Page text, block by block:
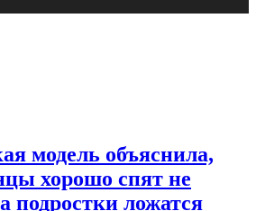
модель объяснила,
хорошо спят не
подростки ложатся